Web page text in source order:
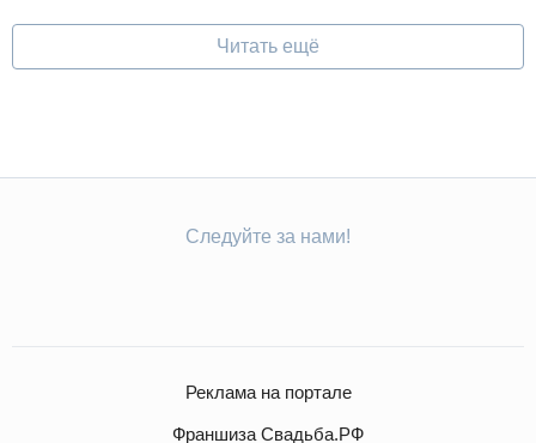
Читать ещё
Следуйте за нами!
Реклама на портале
Франшиза Свадьба.РФ